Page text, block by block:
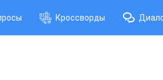
Кроссворды